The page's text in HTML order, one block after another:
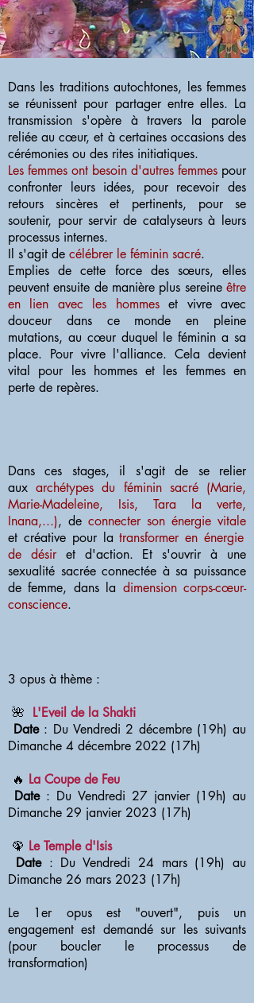
Dans les traditions autochtones, les femmes
se réunissent pour partager entre elles. La
transmission s'opère à travers la parole
reliée au cœur, et à certaines occasions des
cérémonies ou des rites initiatiques.
Les femmes ont besoin d'autres femmes pour
confronter leurs idées, pour recevoir des
retours sincères et pertinents, pour se
soutenir, pour servir de catalyseurs à leurs
processus internes.
Il s'agit de célébrer le féminin sacré.
Emplies de cette force des sœurs, elles
peuvent ensuite de manière plus sereine être
en lien avec les hommeset vivre avec
douceur dans ce monde en pleine
mutations, au cœur duquel le féminin a sa
place. Pour vivre l'alliance. Cela devient
vital pour les hommes et les femmes en
perte de repères.
Dans ces stages, il s'agit de se relier
auxarchétypes du féminin sacré (Marie,
Marie-Madeleine, Isis, Tara la verte,
Inana,...), de connecter son énergie vitale
et créative pour latransformer en énergie
de désiret d'action. Et s'ouvrir à une
sexualité sacrée connectée à sa puissance
de femme, dans la dimension corps-cœur-
conscience.
3 opus à thème :
🌺 L'Eveil de la Shakti
Date: Du Vendredi 2 décembre (19h) au
Dimanche 4 décembre 2022 (17h)
🔥 La Coupe de Feu
Date: Du Vendredi 27 janvier (19h) au
Dimanche 29 janvier 2023 (17h)
🦚 Le Temple d'Isis
Date: Du Vendredi 24 mars (19h) au
Dimanche 26 mars 2023 (17h)
Le 1er opus est "ouvert", puis un
engagement est demandé sur les suivants
(pour boucler le processus de
transformation)